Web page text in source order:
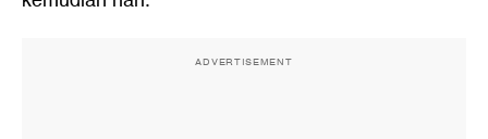
ADVERTISEMENT